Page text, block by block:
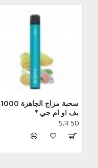
بف او ام جي *
S.R 50